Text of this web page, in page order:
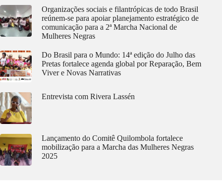
Organizações sociais e filantrópicas de todo Brasil
reúnem-se para apoiar planejamento estratégico de
comunicação para a 2ª Marcha Nacional de
Mulheres Negras
Do Brasil para o Mundo: 14ª edição do Julho das
Pretas fortalece agenda global por Reparação, Bem
Viver e Novas Narrativas
Entrevista com Rivera Lassén
Lançamento do Comitê Quilombola fortalece
mobilização para a Marcha das Mulheres Negras
2025